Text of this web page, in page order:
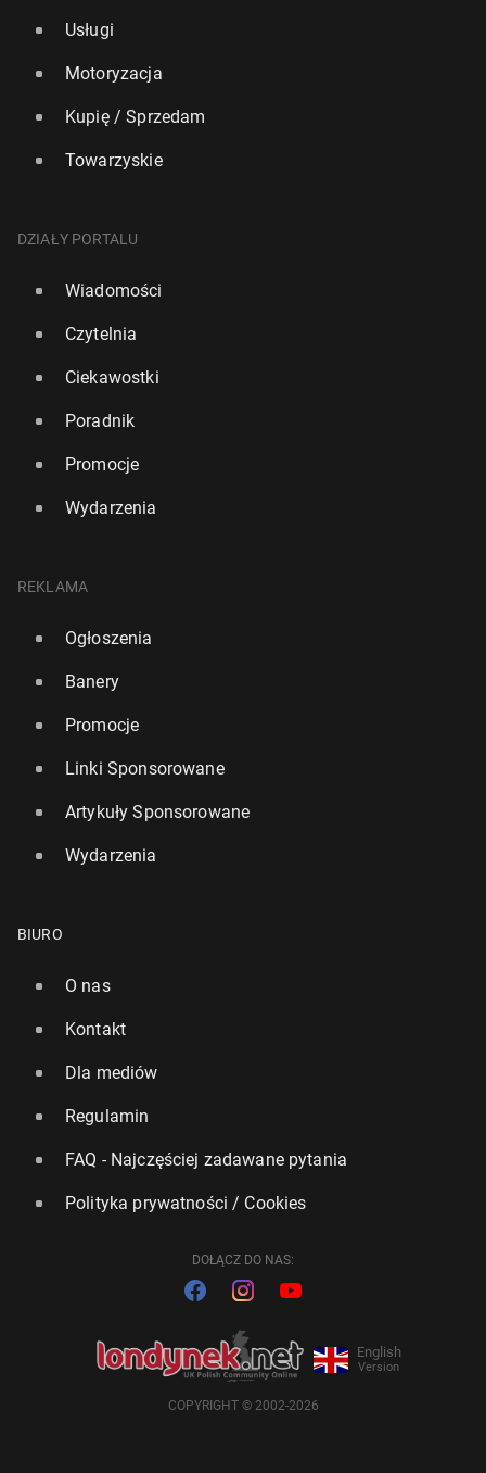
Usługi
Motoryzacja
Kupię / Sprzedam
Towarzyskie
DZIAŁY PORTALU
Wiadomości
Czytelnia
Ciekawostki
Poradnik
Promocje
Wydarzenia
REKLAMA
Ogłoszenia
Banery
Promocje
Linki Sponsorowane
Artykuły Sponsorowane
Wydarzenia
BIURO
O nas
Kontakt
Dla mediów
Regulamin
FAQ - Najczęściej zadawane pytania
Polityka prywatności / Cookies
DOŁĄCZ DO NAS:
English
Version
COPYRIGHT © 2002-2026